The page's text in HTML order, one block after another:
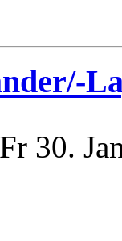
30.